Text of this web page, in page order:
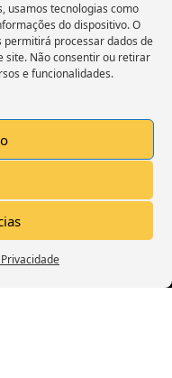
usamos tecnologias como
do dispositivo. O
processar dados de
site. Não consentir ou retirar
e funcionalidades.
cookies and